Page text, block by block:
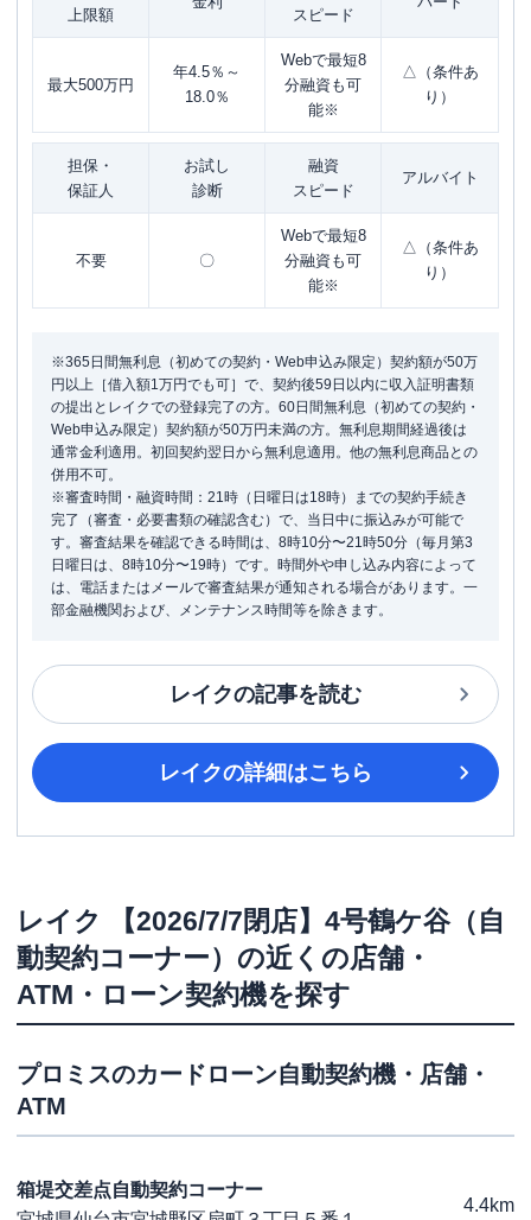
上限額 スピード
最大500万円
年4.5％～
18.0％
Webで最短8
分融資も可
能※
△（条件あ
り）
担保・
保証人
お試し
診断
融資
スピード
アルバイト
不要 〇
Webで最短8
分融資も可
能※
△（条件あ
り）
※365日間無利息（初めての契約・Web申込み限定）契約額が50万
円以上［借入額1万円でも可］で、契約後59日以内に収入証明書類
の提出とレイクでの登録完了の方。60日間無利息（初めての契約・
Web申込み限定）契約額が50万円未満の方。無利息期間経過後は
通常金利適用。初回契約翌日から無利息適用。他の無利息商品との
併用不可。
※審査時間・融資時間：21時（日曜日は18時）までの契約手続き
完了（審査・必要書類の確認含む）で、当日中に振込みが可能で
す。審査結果を確認できる時間は、8時10分〜21時50分（毎月第3
日曜日は、8時10分〜19時）です。時間外や申し込み内容によって
は、電話またはメールで審査結果が通知される場合があります。一
部金融機関および、メンテナンス時間等を除きます。
レイクの記事を読む
レイクの詳細はこちら
レイク
【2026/7/7閉店】4号鶴ケ谷（自
動契約コーナー） の近くの店舗・
ATM・ローン契約機を探す
プロミスのカードローン自動契約機・店舗・
ATM
箱堤交差点自動契約コーナー
4.4km